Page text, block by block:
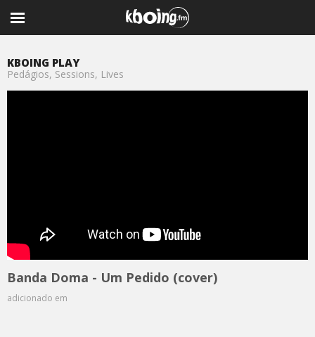
KBOING PLAY
Pedágios, Sessions, Lives
Banda Doma - Um Pedido (cover)
adicionado em